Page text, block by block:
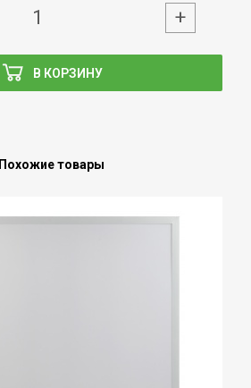
В КОРЗИНУ
+
Похожие товары